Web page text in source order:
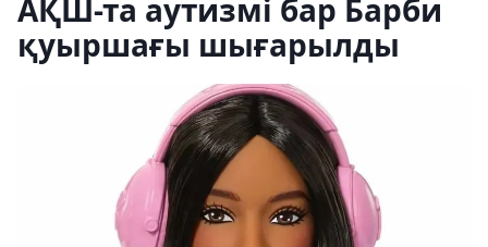
АҚШ-та аутизмі бар Барби
қуыршағы шығарылды